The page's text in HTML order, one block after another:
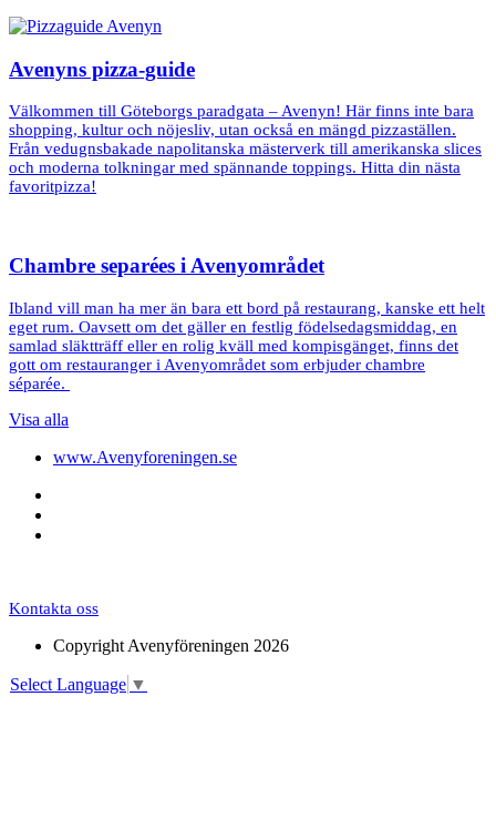
Avenyns pizza-guide
Välkommen till Göteborgs paradgata – Avenyn! Här finns inte bara
shopping, kultur och nöjesliv, utan också en mängd pizzaställen.
Från vedugnsbakade napolitanska mästerverk till amerikanska slices
och moderna tolkningar med spännande toppings. Hitta din nästa
favoritpizza!
Chambre separées i Avenyområdet
Ibland vill man ha mer än bara ett bord på restaurang, kanske ett helt
eget rum. Oavsett om det gäller en festlig födelsedagsmiddag, en
samlad släktträff eller en rolig kväll med kompisgänget, finns det
gott om restauranger i Avenyområdet som erbjuder chambre
séparée.
Visa alla
www.Avenyforeningen.se
Kontakta oss
Copyright Avenyföreningen 2026
Select Language ▼